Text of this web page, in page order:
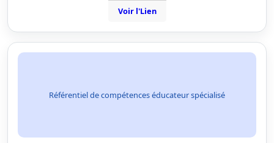
Voir l'Lien
Référentiel de compétences éducateur spécialisé